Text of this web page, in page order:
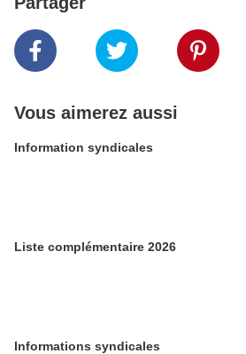
Vous aimerez aussi
Information syndicales
Liste complémentaire 2026
Informations syndicales